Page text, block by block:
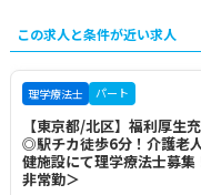
この求人と条件が近い求人
理学療法士 パート
【東京都/北区】福利厚生
◎駅チカ徒歩6分！介護老
健施設にて理学療法士募集
非常勤＞